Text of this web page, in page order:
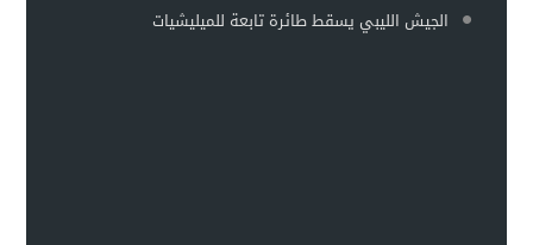
الجيش الليبي يسقط طائرة تابعة للميليشيات